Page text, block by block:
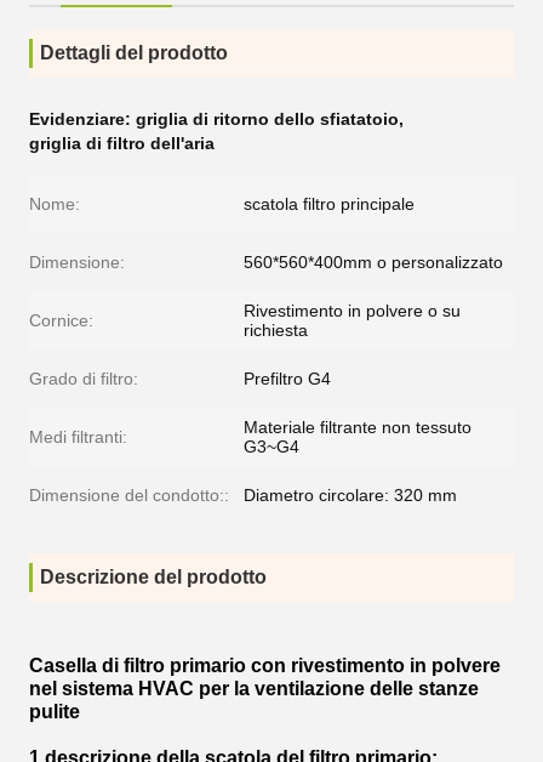
Dettagli del prodotto
Evidenziare: griglia di ritorno dello sfiatatoio,
griglia di filtro dell'aria
Nome: scatola filtro principale
Dimensione: 560*560*400mm o personalizzato
Cornice:
Rivestimento in polvere o su
richiesta
Grado di filtro: Prefiltro G4
Medi filtranti:
Materiale filtrante non tessuto
G3~G4
Dimensione del condotto:: Diametro circolare: 320 mm
Descrizione del prodotto
Casella di filtro primario con rivestimento in polvere
nel sistema HVAC per la ventilazione delle stanze
pulite
1.descrizione della scatola del filtro primario